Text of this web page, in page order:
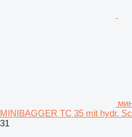
MINIBAGGER TC 35 mit hydr.
31